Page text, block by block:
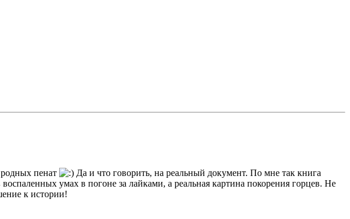
пенат
Да и что говорить, на реальный документ. По мне так книга
умах в погоне за лайками, а реальная картина покорения горцев. Не
к истории!